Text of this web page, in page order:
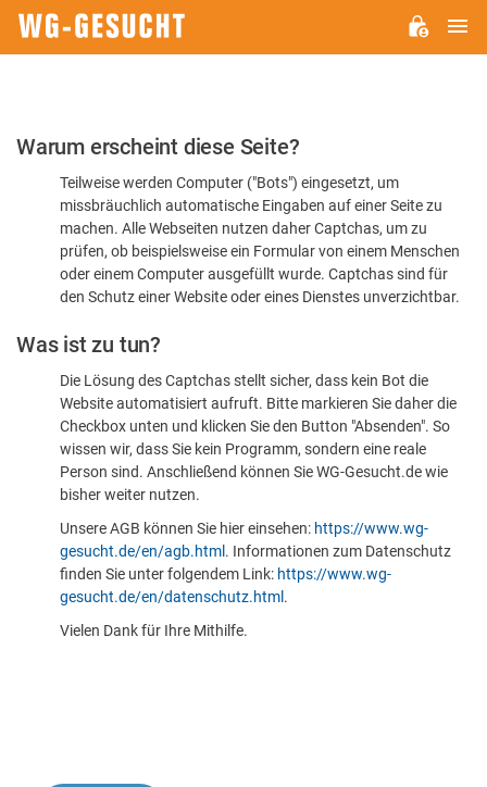
Bitte
dass
sind
Warum erscheint diese Seite?
Teilweise werden Computer ("Bots") eingesetzt, um
missbräuchlich automatische Eingaben auf einer Seite zu
machen. Alle Webseiten nutzen daher Captchas, um zu
prüfen, ob beispielsweise ein Formular von einem Menschen
oder einem Computer ausgefüllt wurde. Captchas sind für
den Schutz einer Website oder eines Dienstes unverzichtbar.
Was ist zu tun?
Die Lösung des Captchas stellt sicher, dass kein Bot die
Website automatisiert aufruft. Bitte markieren Sie daher die
Checkbox unten und klicken Sie den Button "Absenden". So
wissen wir, dass Sie kein Programm, sondern eine reale
Person sind. Anschließend können Sie WG-Gesucht.de wie
bisher weiter nutzen.
Unsere AGB können Sie hier einsehen: https://www.wg-
gesucht.de/en/agb.html . Informationen zum Datenschutz
finden Sie unter folgendem Link: https://www.wg-
gesucht.de/en/datenschutz.html .
Vielen Dank für Ihre Mithilfe.